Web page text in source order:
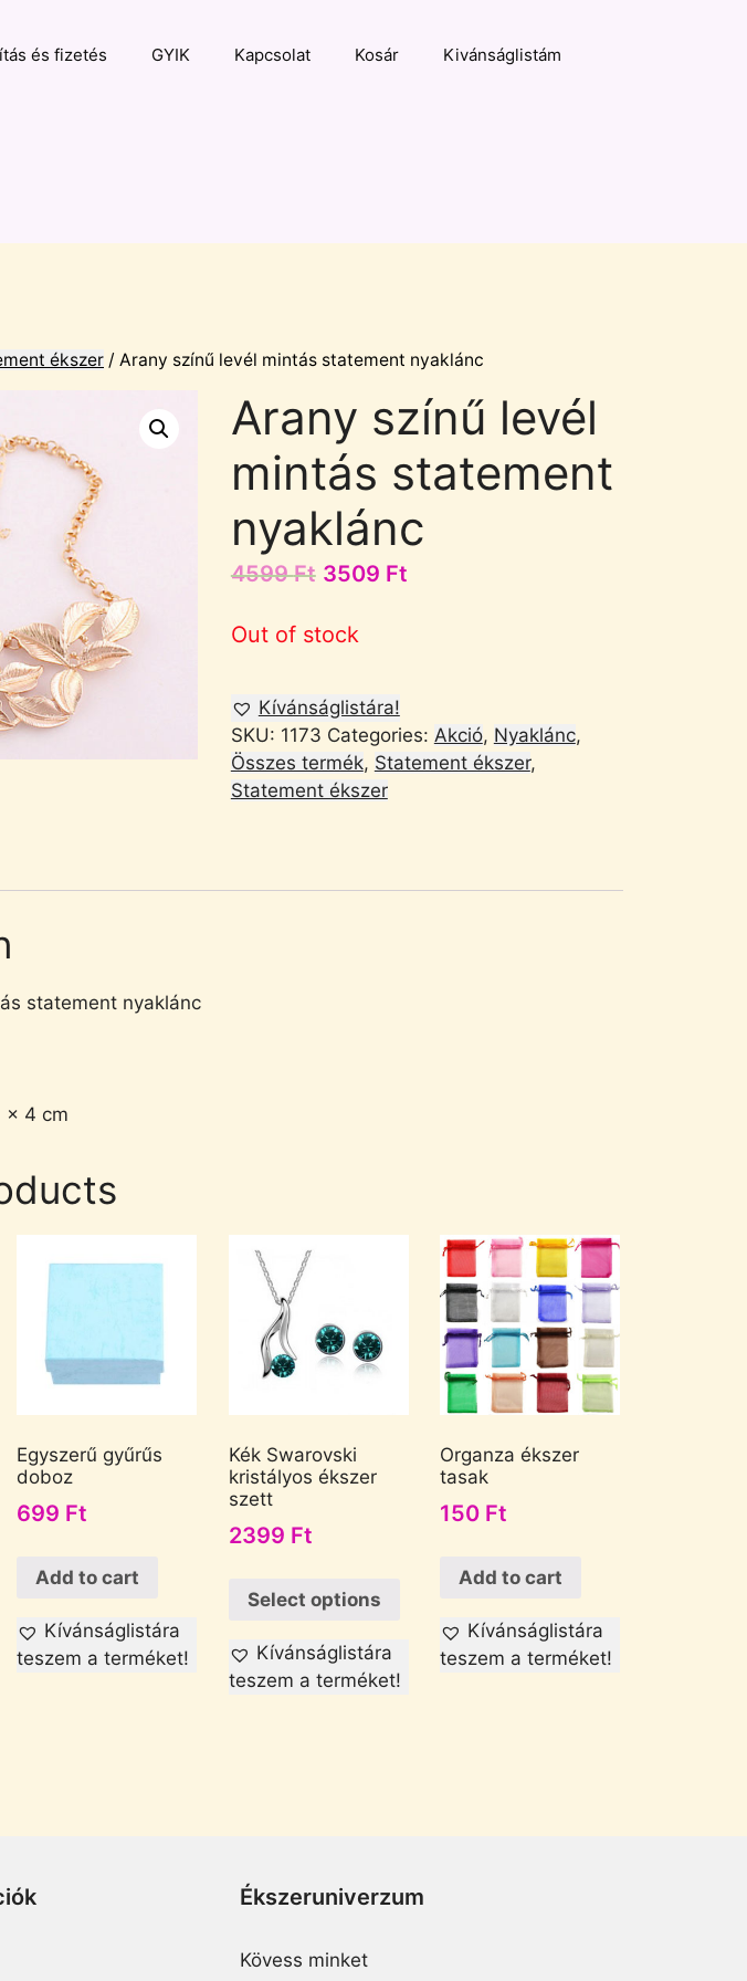
és fizetés GYIK Kapcsolat Kosár Kivánságlistám
ékszer / Arany színű levél mintás statement nyaklánc
Arany színű levél
mintás statement
nyaklánc
4599Ft 3509 Ft
Out of stock
Kívánságlistára!
SKU: 1173 Categories: Akció, Nyaklánc,
Összes termék, Statement ékszer,
Statement ékszer
statement nyaklánc
x 4 cm
Egyszerű gyűrűs
doboz
699 Ft
Add to cart
Kívánságlistára
teszem a terméket!
Kék Swarovski
kristályos ékszer
szett
2399 Ft
Select options
Kívánságlistára
teszem a terméket!
Organza ékszer
tasak
150 Ft
Add to cart
Kívánságlistára
teszem a terméket!
Ékszeruniverzum
Kövess minket